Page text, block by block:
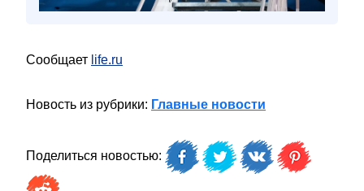
Сообщает life.ru
Новость из рубрики: Главные новости
Поделиться новостью: